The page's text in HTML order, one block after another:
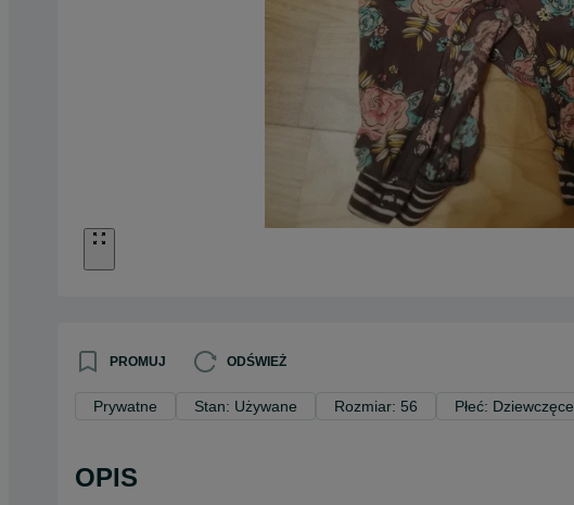
PROMUJ ODŚWIEŻ
Prywatne Stan: Używane Rozmiar: 56 Płeć: Dziewczęce
OPIS